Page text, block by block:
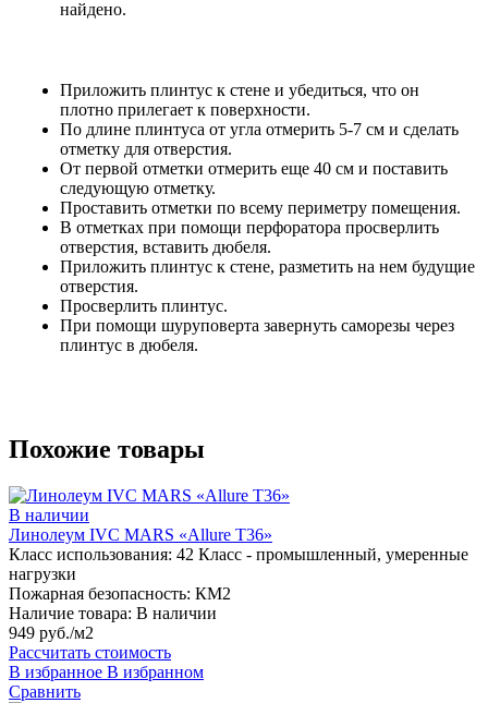
найдено.
Приложить плинтус к стене и убедиться, что он
плотно прилегает к поверхности.
По длине плинтуса от угла отмерить 5-7 см и сделать
отметку для отверстия.
От первой отметки отмерить еще 40 см и поставить
следующую отметку.
Проставить отметки по всему периметру помещения.
В отметках при помощи перфоратора просверлить
отверстия, вставить дюбеля.
Приложить плинтус к стене, разметить на нем будущие
отверстия.
Просверлить плинтус.
При помощи шуруповерта завернуть саморезы через
плинтус в дюбеля.
Похожие товары
В наличии
Линолеум IVC MARS «Allure T36»
Класс использования: 42 Класс - промышленный, умеренные
нагрузки
Пожарная безопасность: КМ2
Наличие товара: В наличии
949 руб./м2
Рассчитать стоимость
В избранное В избранном
Сравнить